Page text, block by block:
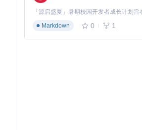
conda create -n dn-splatter
conda activate dn-splatter
Markdown
0 1